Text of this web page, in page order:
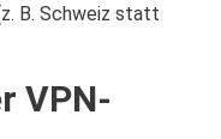
B. Schweiz statt
VPN-